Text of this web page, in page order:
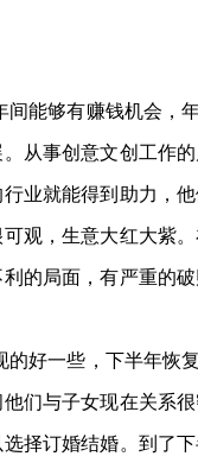
能够有赚钱机会，
从事创意文创工作
业就能得到助力，
观，生意大红大紫
的局面，有严重的破
好一些，下半年恢
们与子女现在关系
择订婚结婚。到了